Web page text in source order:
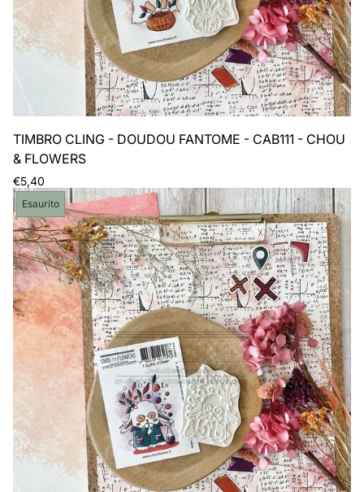
TIMBRO CLING - DOUDOU FANTOME - CAB111 - CHOU
& FLOWERS
Prezzo
normale
€5,40
Etichetta
del
prodotto:
Esaurito